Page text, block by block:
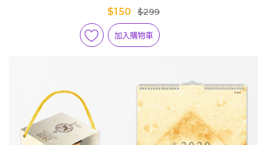
$150
$299
加入購物車